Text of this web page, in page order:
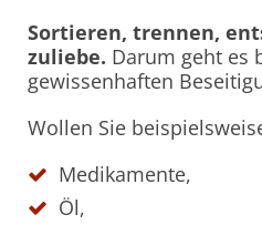
Sortieren, trennen,
zuliebe. Darum geht es
gewissenhaften
Wollen Sie
Medikamente,
Öl,